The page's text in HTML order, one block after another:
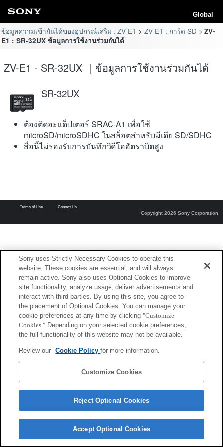
Global
ข้อมูลความเข้ากันได้ของอุปกรณ์เสริม : ZV-E1 ZV-E1 : การ์ด SD
ZV-
E1 : SR-32UX ข้อมูลการใช้งานร่วมกันได้
ZV-E1 - SR-32UX ｜ข้อมูลการใช้งานร่วมกันได้
SR-32UX
ต้องติดอะแด็ปเตอร์ SRAC-A1 เพื่อใช้
microSD/microSDHC ในสล็อตสำหรับมีเดีย SD/SDHC
สื่อนี้ไม่รองรับการบันทึกวิดีโออัตราบิตสูง
Terms of Use Contact Us
Copyright 2026 Sony Corporation
Sony uses Strictly Necessary Cookies to operate this
website. These cookies are essential, and will always
remain active. Sony also uses Optional Cookies to improve
site functionality, analyze usage, deliver advertisements and
interact with third parties. By using this site, you agree to
the placement of Optional Cookies. You can manage your
cookie preferences at any time by clicking "Customize
Cookies." Depending on your selected cookie preferences,
the full functionality of this website may not be available.
Review our Cookie Policyfor more information.
Customize Cookies
Reject Optional Cookies
Accept Optional Cookies